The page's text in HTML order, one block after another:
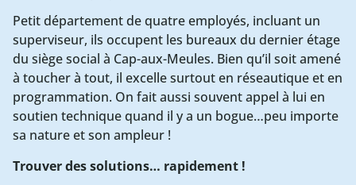
Petit département de quatre employés, incluant un
superviseur, ils occupent les bureaux du dernier étage
du siège social à Cap-aux-Meules. Bien qu’il soit amené
à toucher à tout, il excelle surtout en réseautique et en
programmation. On fait aussi souvent appel à lui en
soutien technique quand il y a un bogue…peu importe
sa nature et son ampleur !
Trouver des solutions… rapidement !